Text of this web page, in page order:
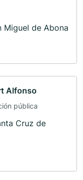
Miguel de Abona
Alfonso
pública
Cruz de